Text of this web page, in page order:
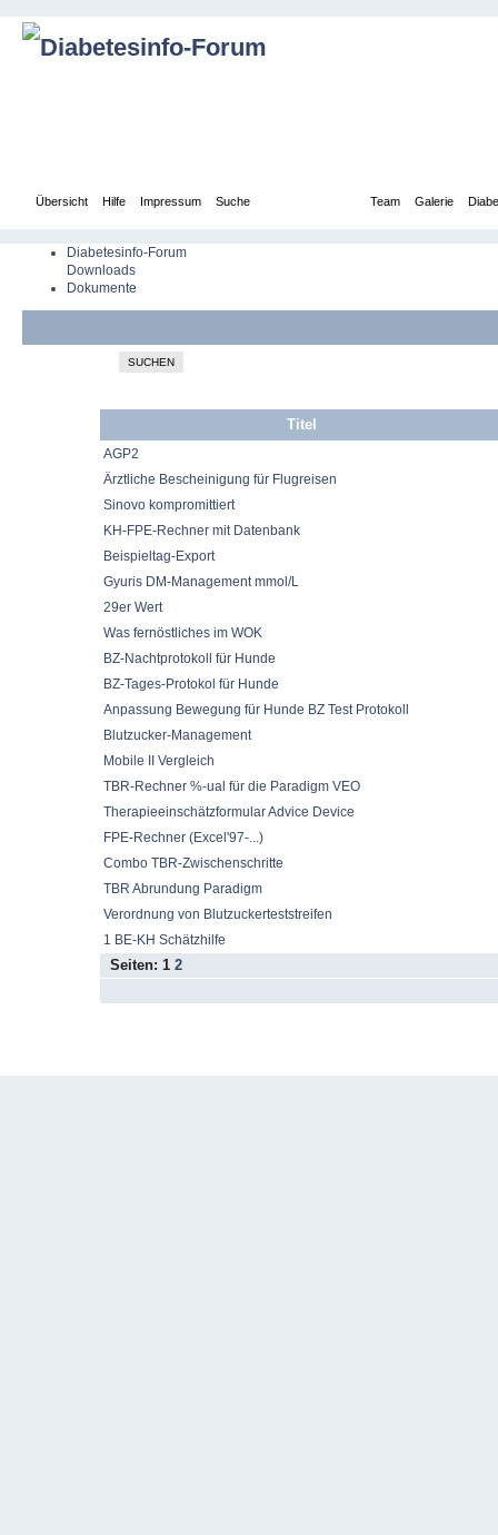
Übersicht Hilfe Impressum Suche Team Galerie
Diabetesinfo-Forum
Downloads
Dokumente
SUCHEN
Titel
AGP2
Ärztliche Bescheinigung für Flugreisen
Sinovo kompromittiert
KH-FPE-Rechner mit Datenbank
Beispieltag-Export
Gyuris DM-Management mmol/L
29er Wert
Was fernöstliches im WOK
BZ-Nachtprotokoll für Hunde
BZ-Tages-Protokol für Hunde
Anpassung Bewegung für Hunde BZ Test Protokoll
Blutzucker-Management
Mobile II Vergleich
TBR-Rechner %-ual für die Paradigm VEO
Therapieeinschätzformular Advice Device
FPE-Rechner (Excel'97-...)
Combo TBR-Zwischenschritte
TBR Abrundung Paradigm
Verordnung von Blutzuckerteststreifen
1 BE-KH Schätzhilfe
Seiten:1 2